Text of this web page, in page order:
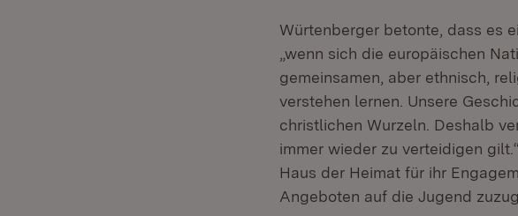
Würtenberger betonte, dass es
„wenn sich die europäischen
gemeinsamen, aber ethnisch,
verstehen lernen. Unsere
christlichen Wurzeln. Deshalb
immer wieder zu verteidigen
Haus der Heimat für ihr
Angeboten auf die Jugend